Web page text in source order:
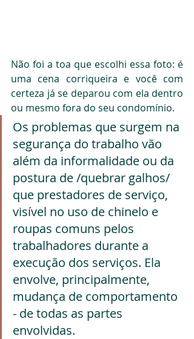
Não foi a toa que escolhi essa foto: é
uma cena corriqueira e você com
certeza já se deparou com ela dentro
ou mesmo fora do seu condomínio.
Os problemas que surgem na
segurança do trabalho vão
além da informalidade ou da
postura de /quebrar galhos/
que prestadores de serviço,
visível no uso de chinelo e
roupas comuns pelos
trabalhadores durante a
execução dos serviços. Ela
envolve, principalmente,
mudança de comportamento
- de todas as partes
envolvidas.